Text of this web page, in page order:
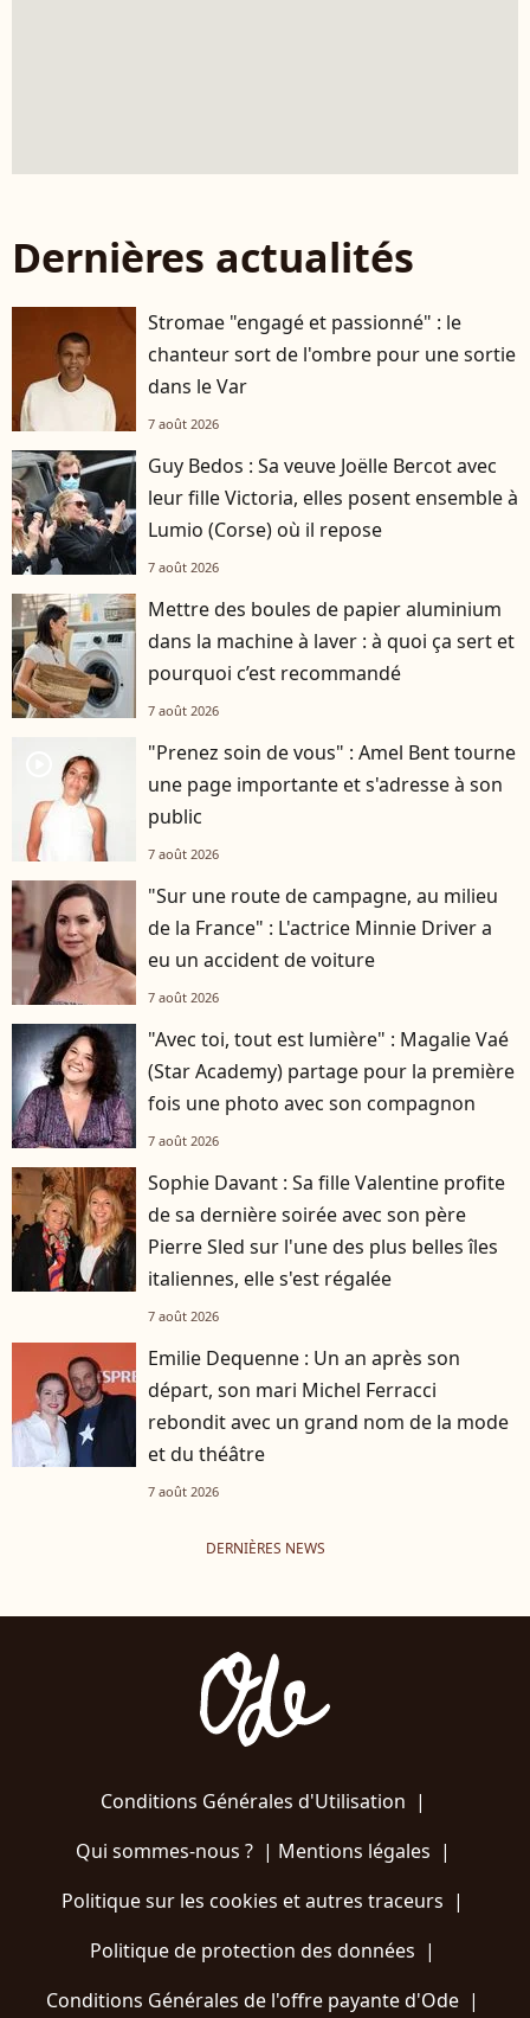
Dernières actualités
Stromae "engagé et passionné" : le
chanteur sort de l'ombre pour une sortie
dans le Var
7 août 2026
Guy Bedos : Sa veuve Joëlle Bercot avec
leur fille Victoria, elles posent ensemble à
Lumio (Corse) où il repose
7 août 2026
Mettre des boules de papier aluminium
dans la machine à laver : à quoi ça sert et
pourquoi c’est recommandé
7 août 2026
"Prenez soin de vous" : Amel Bent tourne
une page importante et s'adresse à son
public
7 août 2026
"Sur une route de campagne, au milieu
de la France" : L'actrice Minnie Driver a
eu un accident de voiture
7 août 2026
"Avec toi, tout est lumière" : Magalie Vaé
(Star Academy) partage pour la première
fois une photo avec son compagnon
7 août 2026
Sophie Davant : Sa fille Valentine profite
de sa dernière soirée avec son père
Pierre Sled sur l'une des plus belles îles
italiennes, elle s'est régalée
7 août 2026
Emilie Dequenne : Un an après son
départ, son mari Michel Ferracci
rebondit avec un grand nom de la mode
et du théâtre
7 août 2026
DERNIÈRES NEWS
Conditions Générales d'Utilisation |
Qui sommes-nous ?| Mentions légales |
Politique sur les cookies et autres traceurs |
Politique de protection des données |
Conditions Générales de l'offre payante d'Ode |